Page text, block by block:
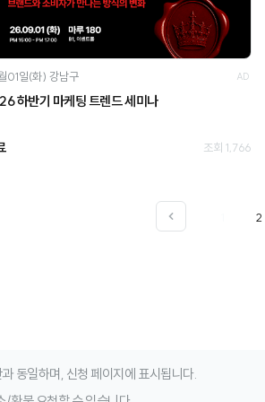
01일(화) 강남구 AD
하반기 마케팅 트렌드 세미나
조회 1,766
2
동일하며, 신청 페이지에 표시됩니다.